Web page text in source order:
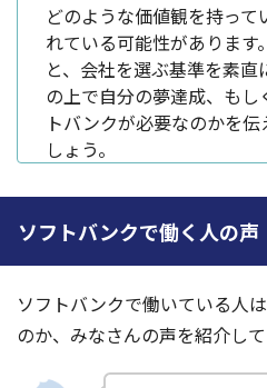
どのような価値観を持っ
れている可能性があります
と、会社を選ぶ基準を素
の上で自分の夢達成、も
トバンクが必要なのかを
しょう。
ソフトバンクで働く人の声
ソフトバンクで働いている人
のか、みなさんの声を紹介して